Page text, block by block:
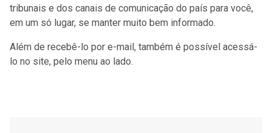
tribunais e dos canais de comunicação do país para você,
em um só lugar, se manter muito bem informado.
Além de recebê-lo por e-mail, também é possível acessá-
lo no site, pelo menu ao lado.